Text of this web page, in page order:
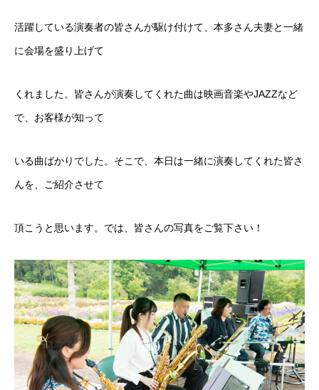
活躍している演奏者の皆さんが駆け付けて、本多さん夫妻と一緒
に会場を盛り上げて
くれました。皆さんが演奏してくれた曲は映画音楽やJAZZなど
で、お客様が知って
いる曲ばかりでした。そこで、本日は一緒に演奏してくれた皆さ
んを、ご紹介させて
頂こうと思います。では、皆さんの写真をご覧下さい！